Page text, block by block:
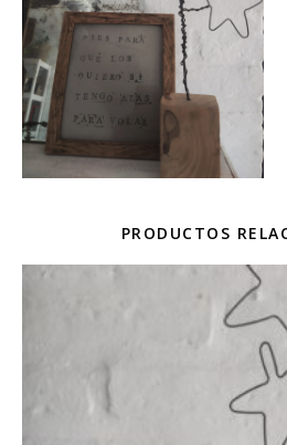
PRODUCTOS